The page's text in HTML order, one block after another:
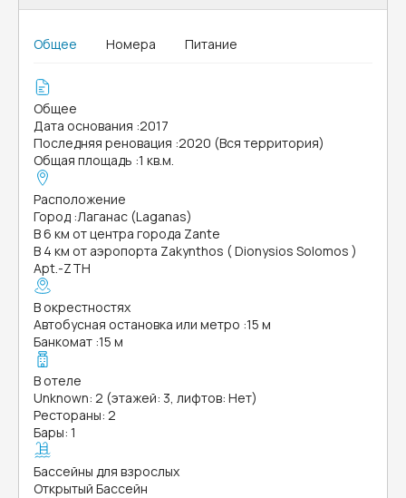
Общее Номера Питание
Общее
Дата основания :2017
Последняя реновация :2020 (Вся территория)
Общая площадь :1 кв.м.
Расположение
Город :Лаганас (Laganas)
В 6 км от центра города Zante
В 4 км от аэропорта Zakynthos ( Dionysios Solomos )
Apt.-ZTH
В окрестностях
Автобусная остановка или метро :15 м
Банкомат :15 м
В отеле
Unknown: 2 (этажей: 3, лифтов: Нет)
Рестораны: 2
Бары: 1
Бассейны для взрослых
Открытый Бассейн